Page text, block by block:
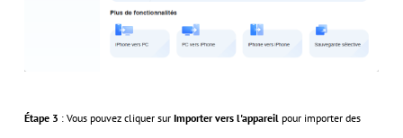
Étape 3 : Vous pouvez cliquer sur Importer vers l'appareil pour importer des